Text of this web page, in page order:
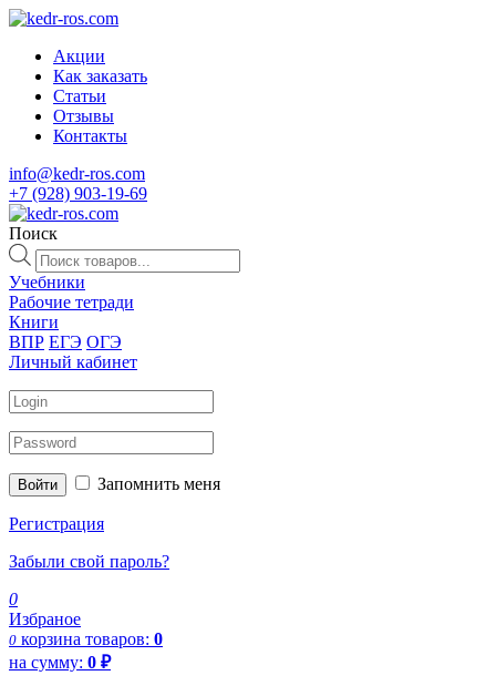
Акции
Как заказать
Статьи
Отзывы
Контакты
info@kedr-ros.com
+7 (928) 903-19-69
Поиск
Поиск
товаров
Учебники
Рабочие тетради
Книги
ВПР ЕГЭ ОГЭ
Личный кабинет
Войти Запомнить меня
Регистрация
Забыли свой пароль?
0
Избраное
0 корзина товаров: 0
на сумму: 0 ₽